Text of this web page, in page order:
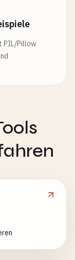
PIL/Pillow